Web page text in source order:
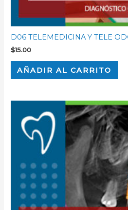
D06 TELEMEDICINA Y TELE
$15.00
AÑADIR AL CARRITO